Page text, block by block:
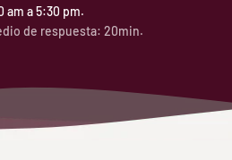
am a 5:30 pm.
de respuesta: 20min.